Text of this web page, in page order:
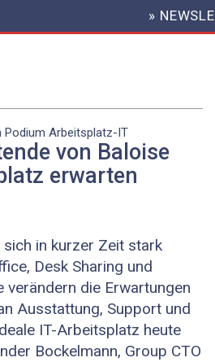
HEADER
MENU
»
Podium Arbeitsplatz-IT
von Baloise
erwarten
in kurzer Zeit stark
Desk Sharing und
verändern die Erwartungen
Ausstattung, Support und
IT-Arbeitsplatz heute
Bockelmann, Group CTO